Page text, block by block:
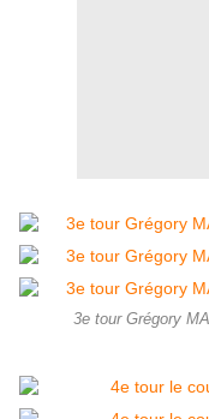
3e tour Grégory